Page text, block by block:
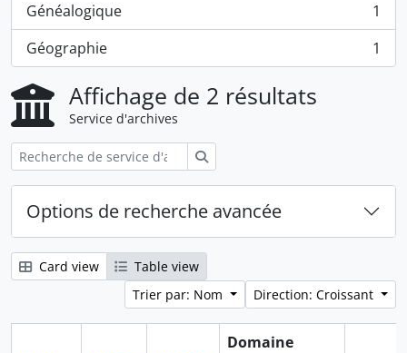
Généalogique
, 1 résultats
1
Géographie
, 1 résultats 1
Affichage de 2 résultats
Service d'archives
Options de recherche avancée
Card view
Table view
Trier par: Nom
Direction: Croissant
Domaine